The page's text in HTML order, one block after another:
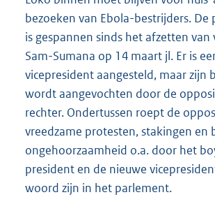
bezoeken van Ebola-bestrijders. De
is gespannen sinds het afzetten van
Sam-Sumana op 14 maart jl. Er is
vicepresident aangesteld, maar zijn
wordt aangevochten door de
rechter. Ondertussen roept de
vreedzame protesten, stakingen en
ongehoorzaamheid o.a. door het
president en de nieuwe
woord zijn in het parlement.